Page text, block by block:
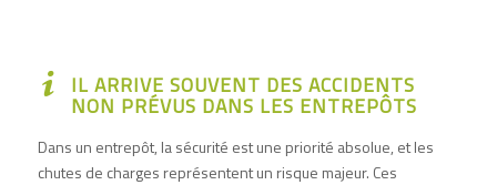
IL ARRIVE SOUVENT DES ACCIDENTS
NON PRÉVUS DANS LES ENTREPÔTS
Dans un entrepôt, la sécurité est une priorité absolue, et les
chutes de charges représentent un risque majeur. Ces